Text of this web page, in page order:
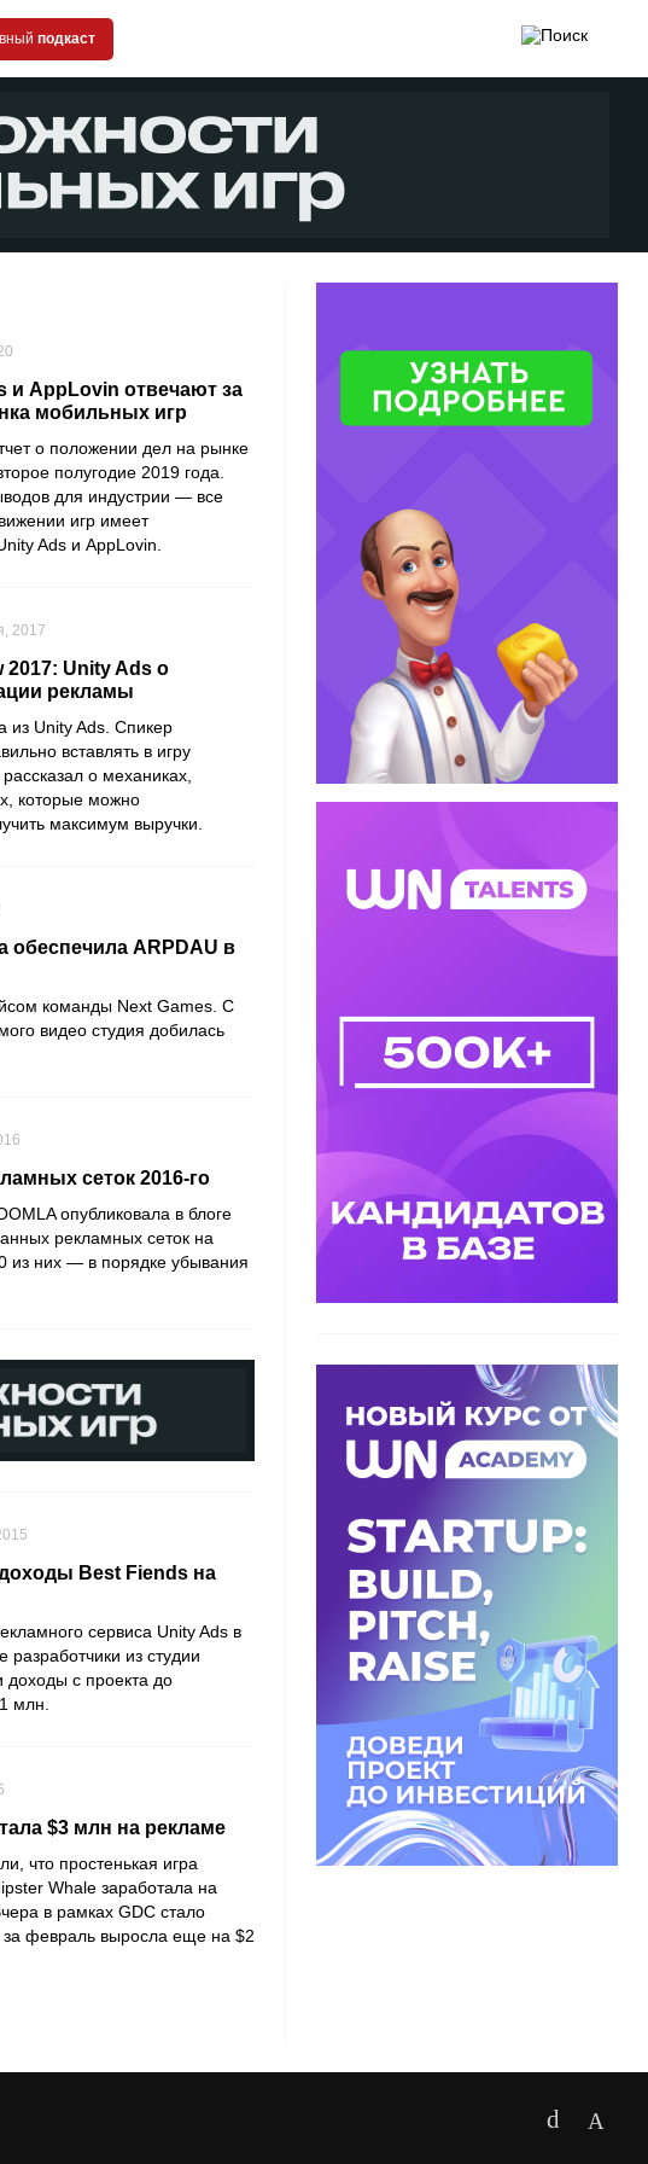
подкаст
и AppLovin отвечают за
мобильных игр
о положении дел на рынке
полугодие 2019 года.
для индустрии — все
игр имеет
Ads и AppLovin
2017
2017: Unity Ads о
рекламы
из Unity Ads. Спикер
вставлять в игру
о механиках,
которые можно
максимум выручки.
обеспечила ARPDAU в
команды Next Games. С
видео студия добилась
сеток 2016-го
опубликовала в блоге
рекламных сеток на
из них — в порядке убывания
Best Fiends на
сервиса Unity Ads в
разработчики из студии
доходы с проекта до
млн.
$3 млн на рекламе
что простенькая игра
Whale заработала на
в рамках GDC стало
за февраль выросла еще на $2